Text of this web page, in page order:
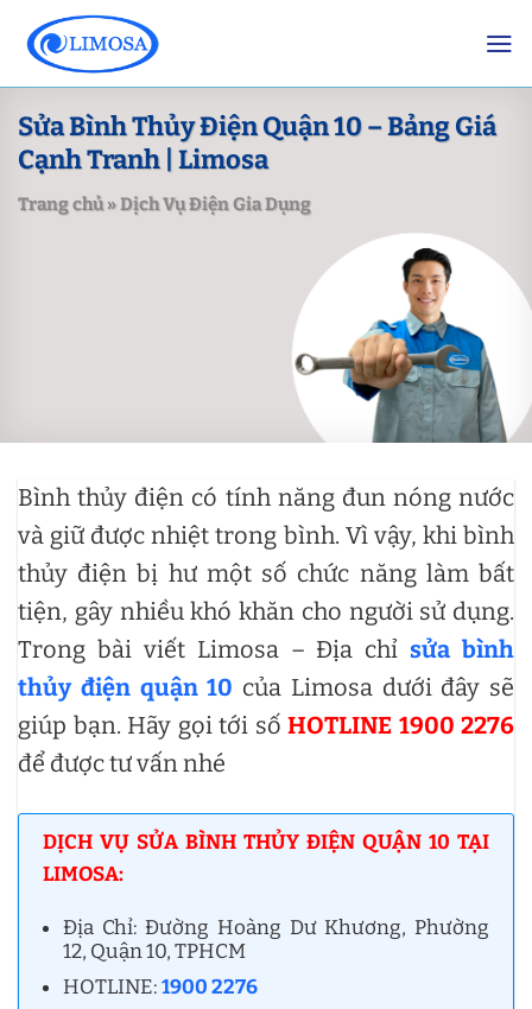
content
Sửa Bình Thủy Điện Quận 10 – Bảng Giá
Cạnh Tranh | Limosa
Trang chủ»Dịch Vụ Điện Gia Dụng
Bình thủy điện có tính năng đun nóng nước
và giữ được nhiệt trong bình. Vì vậy, khi bình
thủy điện bị hư một số chức năng làm bất
tiện, gây nhiều khó khăn cho người sử dụng.
Trong bài viết Limosa – Địa chỉsửa bình
thủy điện quận 10 của Limosa dưới đây sẽ
giúp bạn. Hãy gọi tới số HOTLINE 1900 2276
để được tư vấn nhé
DỊCH VỤ SỬA BÌNH THỦY ĐIỆN QUẬN 10 TẠI
LIMOSA:
Địa Chỉ: Đường Hoàng Dư Khương, Phường
12, Quận 10, TPHCM
HOTLINE:1900 2276